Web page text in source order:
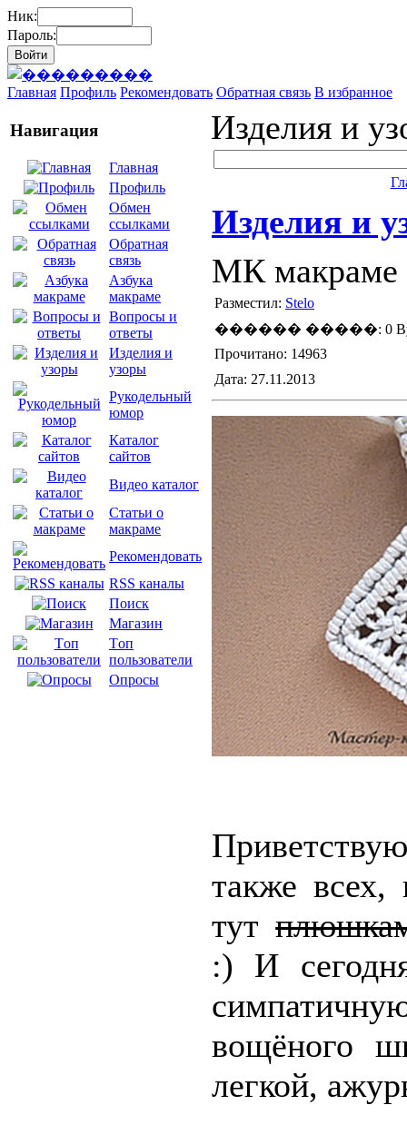
Ник:
Пароль:
Главная Профиль Рекомендовать Обратная связь В избранное
Навигация
Главная
Профиль
Обмен
ссылками
Обратная
связь
Азбука
макраме
Вопросы и
ответы
Изделия и
узоры
Рукодельный
юмор
Каталог
сайтов
Видео каталог
Статьи о
макраме
Рекомендовать
RSS каналы
Поиск
Магазин
Tоп
пользователи
Опросы
Изделия и
Изделия и
МК макраме
Разместил: Stelo
������ �����: 0
Прочитано: 14963
Дата: 27.11.2013
также
тут
:) И
вощёного
легкой,